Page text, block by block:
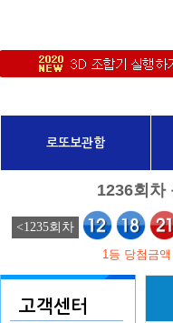
로또보관함
고객센터